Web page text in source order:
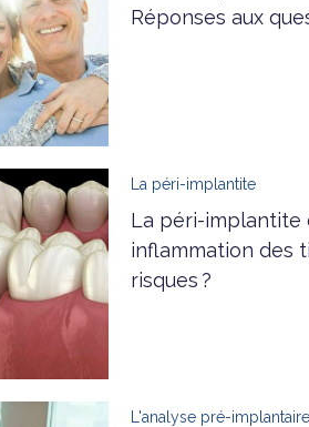
Réponses aux
La péri-implantite
La péri-implantite
inflammation des
risques ?
L'analyse pré-implantaire